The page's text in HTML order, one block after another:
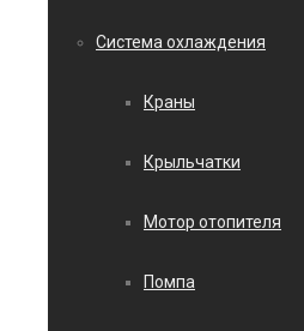
Система охлаждения
Краны
Крыльчатки
Мотор отопителя
Помпа